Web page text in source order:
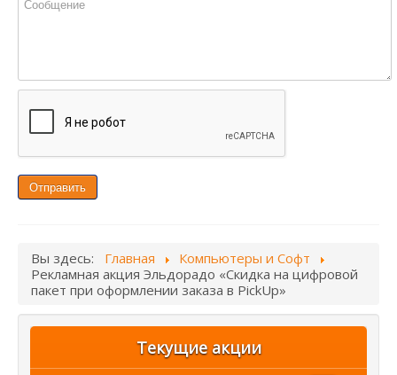
Отправить
Вы здесь: Главная
Компьютеры и Софт
Рекламная акция Эльдорадо «Скидка на цифровой
пакет при оформлении заказа в PickUp»
Текущие акции